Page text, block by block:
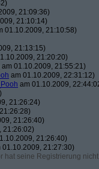
21:09:36)
21:10:14)
01.10.2009, 21:10:58)
21:13:15)
21:20:20)
am 01.10.2009, 21:55:21)
am 01.10.2009, 22:31:12)
am 01.10.2009,
21:26:24)
21:26:40)
21:26:02)
21:26:40)
01.10.2009, 21:27:30)
hat seine Registrierung